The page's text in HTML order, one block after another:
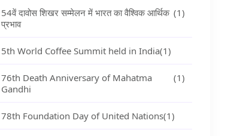
54वें दावोस शिखर सम्मेलन में भारत का वैश्विक आर्थिक
प्रभाव
(1)
5th World Coffee Summit held in India(1)
76th Death Anniversary of Mahatma
Gandhi
(1)
78th Foundation Day of United Nations(1)